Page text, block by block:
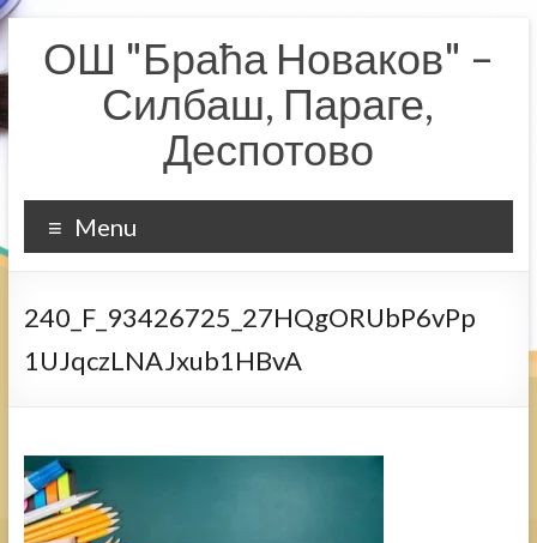
Skip
contentОШ "Браћа Новаков" –
Силбаш, Параге,
Деспотово
Menu
240_F_93426725_27HQgORUbP6vPp
1UJqczLNAJxub1HBvA